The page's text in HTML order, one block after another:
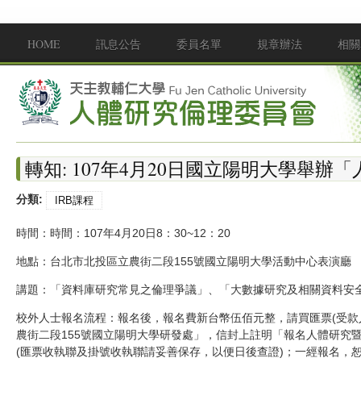
Main menu
HOME 訊息公告 委員名單 規章辦法 相
轉知: 107年4月20日國立陽明大學舉辦
分類: IRB課程
時間：時間：107年4月20日8：30~12：20
地點：台北市北投區立農街二段155號國立陽明大學活動中心表演廳
講題：「資料庫研究常見之倫理爭議」、「大數據研究及相關資料安
校外人士報名流程：報名後，報名費新台幣伍佰元整，請買匯票(受
農街二段155號國立陽明大學研發處」，信封上註明「報名人體研
(匯票收執聯及掛號收執聯請妥善保存，以便日後查證)；一經報名，